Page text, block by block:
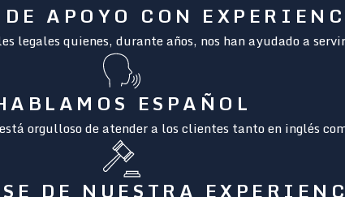
DE APOYO CON
legales quienes, durante años, nos han ayudado a
ESPAÑOL
orgulloso de atender a los clientes tanto en inglés
DE NUESTRA